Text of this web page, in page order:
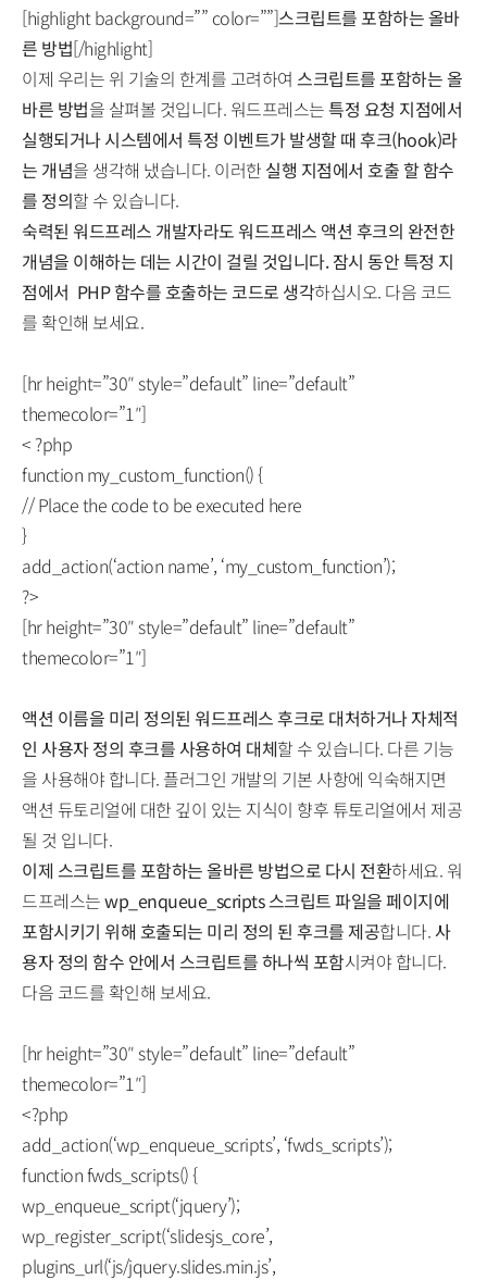
[highlight background=”” color=””]스크립트를 포함하는 올바
른 방법[/highlight]
이제 우리는 위 기술의 한계를 고려하여 스크립트를 포함하는 올
바른 방법을 살펴볼 것입니다. 워드프레스는특정 요청 지점에서
실행되거나 시스템에서 특정 이벤트가 발생할 때 후크(hook)라
는 개념을 생각해 냈습니다. 이러한 실행 지점에서 호출 할 함수
를 정의할 수 있습니다.
숙력된 워드프레스 개발자라도 워드프레스 액션 후크의 완전한
개념을 이해하는 데는 시간이 걸릴 것입니다. 잠시 동안 특정 지
점에서 PHP 함수를 호출하는 코드로 생각하십시오. 다음 코드
를 확인해 보세요.
[hr height=”30″ style=”default” line=”default”
themecolor=”1″]
< ?php
function my_custom_function() {
// Place the code to be executed here
}
add_action(‘action name’, ‘my_custom_function’);
?>
[hr height=”30″ style=”default” line=”default”
themecolor=”1″]
액션 이름을 미리 정의된 워드프레스 후크로 대처하거나 자체적
인 사용자 정의 후크를 사용하여 대체할 수 있습니다. 다른 기능
을 사용해야 합니다. 플러그인 개발의 기본 사항에 익숙해지면
액션 듀토리얼에 대한 깊이 있는 지식이 향후 튜토리얼에서 제공
될 것 입니다.
이제 스크립트를 포함하는 올바른 방법으로 다시 전환하세요. 워
드프레스는wp_enqueue_scripts 스크립트 파일을 페이지에
포함시키기 위해 호출되는 미리 정의 된 후크를 제공합니다.사
용자 정의 함수 안에서 스크립트를 하나씩 포함시켜야 합니다.
다음 코드를 확인해 보세요.
[hr height=”30″ style=”default” line=”default”
themecolor=”1″]
<?php
add_action(‘wp_enqueue_scripts’, ‘fwds_scripts’);
function fwds_scripts() {
wp_enqueue_script(‘jquery’);
wp_register_script(‘slidesjs_core’,
plugins_url(‘js/jquery.slides.min.js’,